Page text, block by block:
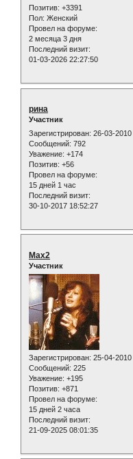
Позитив: +3391
Пол: Женский
Провел на форуме:
2 месяца 3 дня
Последний визит:
01-03-2026 22:27:50
рина
Участник
Зарегистрирован: 26-03-2010
Сообщений: 792
Уважение: +174
Позитив: +56
Провел на форуме:
15 дней 1 час
Последний визит:
30-10-2017 18:52:27
Max2
Участник
Зарегистрирован: 25-04-2010
Сообщений: 225
Уважение: +195
Позитив: +871
Провел на форуме:
15 дней 2 часа
Последний визит:
21-09-2025 08:01:35